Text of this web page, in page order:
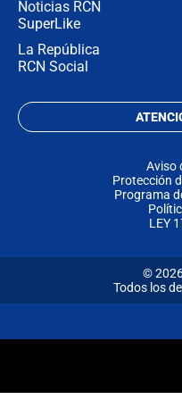
Noticias RCN
SuperLike
La República
RCN Social
Aviso
Protección
Programa
LEY
©
Todos los